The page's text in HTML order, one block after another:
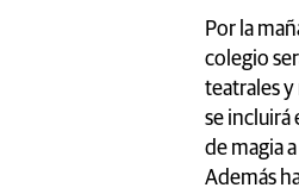
Por la
colegio
teatrales
se incluirá
de magia
Además